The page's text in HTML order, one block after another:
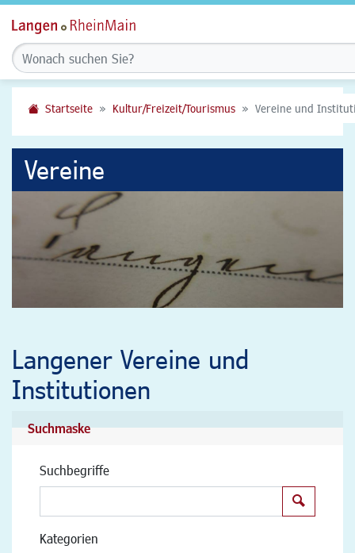
Startseite Kultur/Freizeit/Tourismus Vereine und
Vereine
Langener Vereine und
Institutionen
Suchmaske
Suchbegriffe
Kategorien